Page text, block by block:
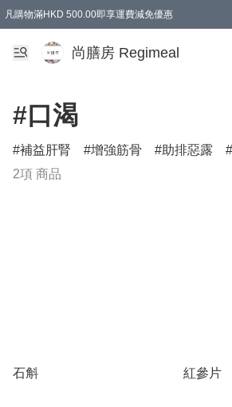
凡購物滿HKD 500.00即享運費減免優惠
尚膳房 Regimeal
#口渴
補益肝腎 增強筋骨 助排惡露
2項 商品
石斛 紅參片